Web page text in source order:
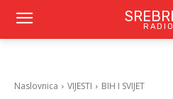
RADIO
Naslovnica VIJESTI BIH I SVIJET